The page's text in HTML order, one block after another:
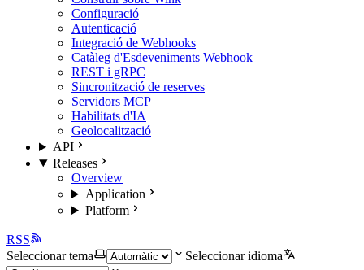
Configuració
Autenticació
Integració de Webhooks
Catàleg d'Esdeveniments Webhook
REST i gRPC
Sincronització de reserves
Servidors MCP
Habilitats d'IA
Geolocalització
API
Releases
Overview
Application
Platform
RSS
Seleccionar tema
Seleccionar idioma